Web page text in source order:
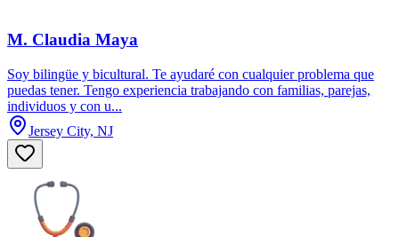
M. Claudia Maya
Soy bilingüe y bicultural. Te ayudaré con cualquier problema que
puedas tener. Tengo experiencia trabajando con familias, parejas,
individuos y con u...
Jersey City, NJ